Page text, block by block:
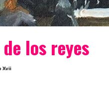
los reyes
Xvii